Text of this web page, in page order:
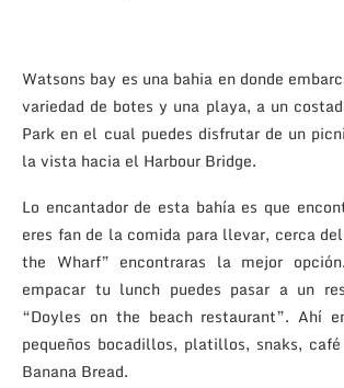
Watsons bay es una bahia en donde
variedad de botes y una playa, a un
Park en el cual puedes disfrutar de un
la vista hacia el Harbour Bridge.
Lo encantador de esta bahía es que
eres fan de la comida para llevar, cerca
the Wharf” encontraras la mejor
empacar tu lunch puedes pasar a un
“Doyles on the beach restaurant”. Ahí
pequeños bocadillos, platillos, snaks,
Banana Bread.